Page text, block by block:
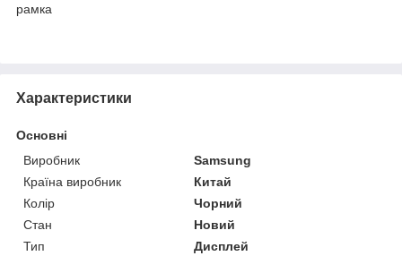
рамка
Характеристики
Основні
Виробник
Samsung
Країна виробник
Китай
Колір
Чорний
Стан
Новий
Тип
Дисплей